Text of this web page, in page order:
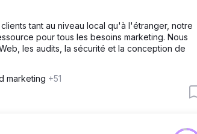
tant au niveau local qu'à l'étranger, notre
pour tous les besoins marketing. Nous
les audits, la sécurité et la conception de
marketing +51